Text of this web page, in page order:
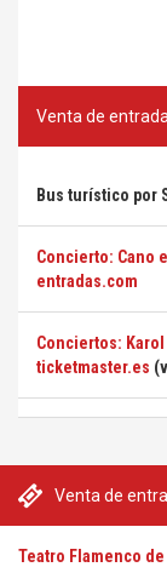
Venta de
Teatro Flamenco
Venta de
Bus turístico por
Concierto: Cano
entradas.com
Conciertos:
ticketmaster.es